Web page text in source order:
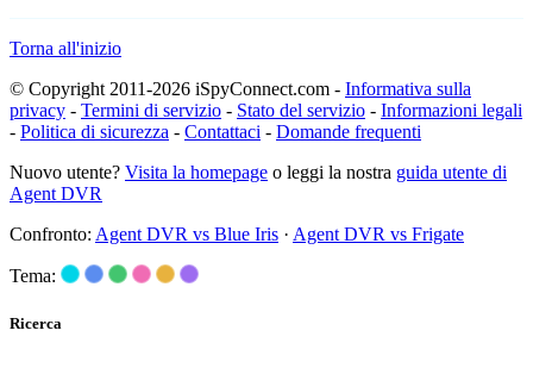
Torna all'inizio
© Copyright 2011-2026 iSpyConnect.com - Informativa sulla
privacy - Termini di servizio - Stato del servizio - Informazioni legali
- Politica di sicurezza - Contattaci - Domande frequenti
Nuovo utente? Visita la homepage o leggi la nostra guida utente di
Agent DVR
Confronto: Agent DVR vs Blue Iris · Agent DVR vs Frigate
Tema:
Ricerca